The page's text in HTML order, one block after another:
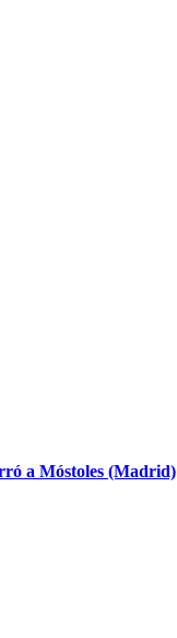
a Móstoles (Madrid)